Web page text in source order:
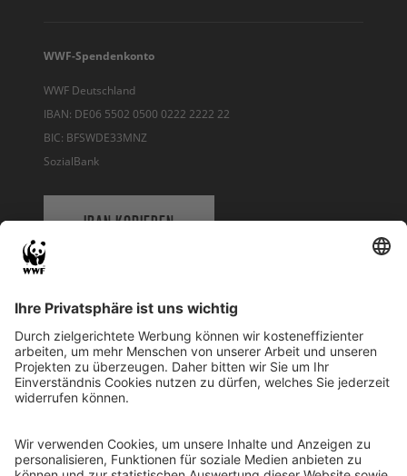
WWF-Spendenkonto
WWF Deutschland
IBAN: DE06 5502 0500 0222 2222 22
BIC: BFSWDE33MNZ
SozialBank
IBAN KOPIEREN
WWF Deutschland
Reinhardtstr. 18
10117 Berlin
Ihre Spende kann steuerlich geltend gemacht werden